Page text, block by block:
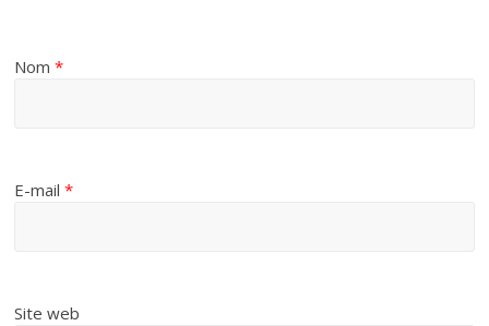
Nom*
E-mail*
Site web